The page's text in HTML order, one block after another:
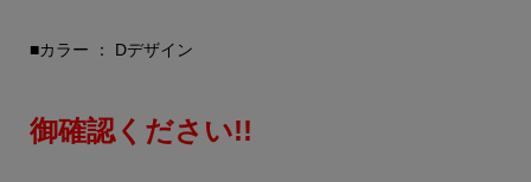
■カラー ： Dデザイン
御確認ください!!